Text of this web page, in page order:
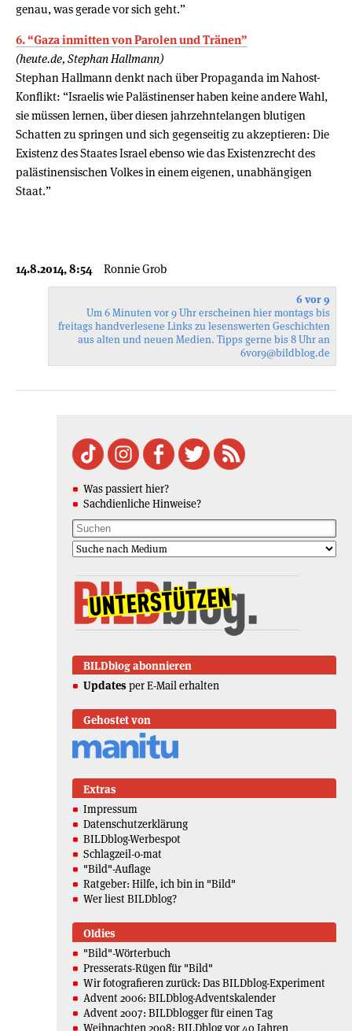
genau, was gerade vor sich geht.”
6. “Gaza inmitten von Parolen und Tränen”
(heute.de, Stephan Hallmann)
Stephan Hallmann denkt nach über Propaganda im Nahost-
Konflikt: “Israelis wie Palästinenser haben keine andere Wahl,
sie müssen lernen, über diesen jahrzehntelangen blutigen
Schatten zu springen und sich gegenseitig zu akzeptieren: Die
Existenz des Staates Israel ebenso wie das Existenzrecht des
palästinensischen Volkes in einem eigenen, unabhängigen
Staat.”
14.8.2014, 8:54 Ronnie Grob
6 vor 9
Um 6 Minuten vor 9 Uhr erscheinen hier montags bis
freitags handverlesene Links zu lesenswerten Geschichten
aus alten und neuen Medien. Tipps gerne bis 8 Uhr an
6vor9@bildblog.de
Was passiert hier?
Sachdienliche Hinweise?
BILDblog abonnieren
Updates per E-Mail erhalten
Gehostet von
Extras
Impressum
Datenschutzerklärung
BILDblog-Werbespot
Schlagzeil-o-mat
"Bild"-Auflage
Ratgeber: Hilfe, ich bin in "Bild"
Wer liest BILDblog?
Oldies
"Bild"-Wörterbuch
Presserats-Rügen für "Bild"
Wir fotografieren zurück: Das BILDblog-Experiment
Advent 2006: BILDblog-Adventskalender
Advent 2007: BILDblogger für einen Tag
Weihnachten 2008: BILDblog vor 40 Jahren